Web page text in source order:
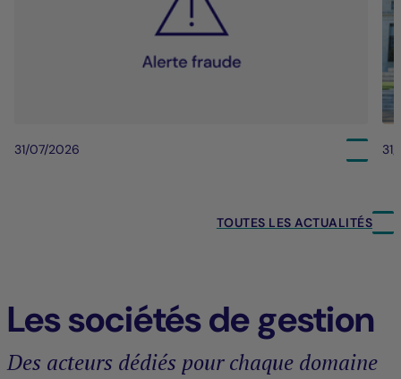
31/07/2026
TOUTES LES ACTUALITÉS
Les sociétés de gestion
Des acteurs dédiés pour chaque domaine